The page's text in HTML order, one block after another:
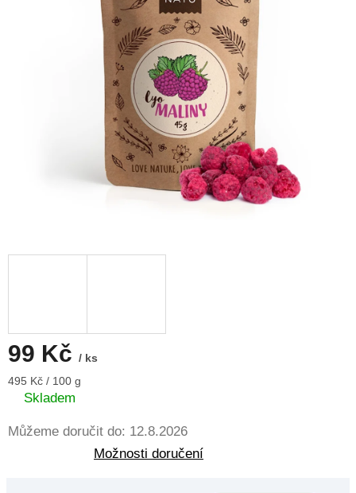
99 Kč / ks
Měrná
cena:
495 Kč / 100 g
Skladem
Můžeme doručit do: 12.8.2026
Možnosti doručení